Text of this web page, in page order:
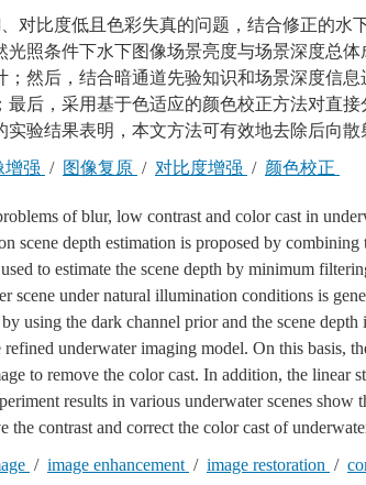
对比度低且色彩失真的问题，结合修正的
光照条件下水下图像场景亮度与场景深度总
；然后，结合暗通道先验知识和场景深度信
最后，采用基于色适应的颜色校正方法对直
实验结果表明，本文方法可有效地去除后向
增强 / 图像复原 / 对比度增强 / 颜色校正
of blur, low contrast and color cast in
scene depth estimation is proposed by
to estimate the scene depth by minimum
scene under natural illumination conditions is
using the dark channel prior and the scene
underwater imaging model. On this basis,
to remove the color cast. In addition, the linear
results in various underwater scenes
the contrast and correct the color cast of
/ image enhancement / image restoration /